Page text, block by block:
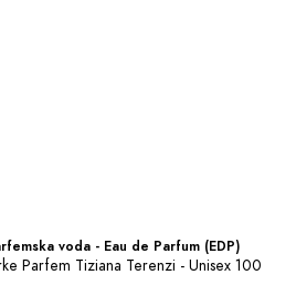
voda - Eau de Parfum (EDP)
Parfem Tiziana Terenzi - Unisex 100